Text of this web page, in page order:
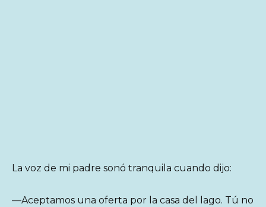
La voz de mi padre sonó tranquila cuando dijo:
—Aceptamos una oferta por la casa del lago. Tú no